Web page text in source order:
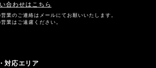
合わせはこちら
業のご連絡はメールにてお願いいたします。
業はご遠慮ください。
対応エリア